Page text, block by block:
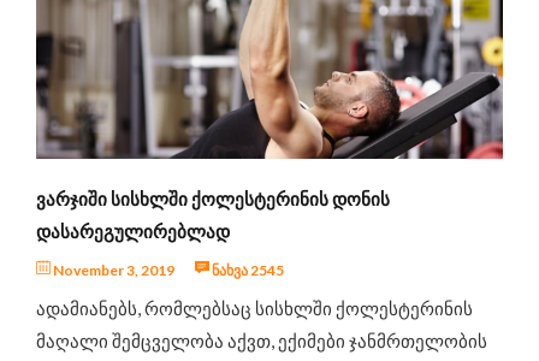
მამაკაცები
ამბები ფიტნეს სამყაროდან
მეცნიერული ექსპერიმენტები
ინტერვიუ
ცნობილი ადამიანები გვირჩევენ
ჯანსაღი კერძების რეცეპტები
ღონისძიებები და სიახლეები
საკვები დანამატები
ᲕᲐᲠᲯᲘᲨᲘ ᲡᲘᲡᲮᲚᲨᲘ ᲥᲝᲚᲔᲡᲢᲔᲠᲘᲜᲘᲡ ᲓᲝᲜᲘᲡ
ᲓᲐᲡᲐᲠᲔᲒᲣᲚᲘᲠᲔᲑᲚᲐᲓ
November 3, 2019 ნახვა 2545
ადამიანებს, რომლებსაც სისხლში ქოლესტერინის
მაღალი შემცველობა აქვთ, ექიმები ჯანმრთელობის